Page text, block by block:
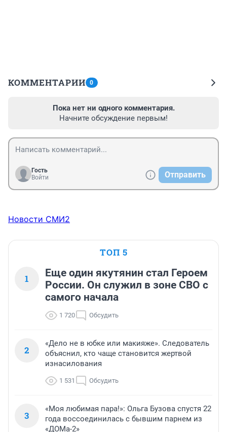
КОММЕНТАРИИ 0
Пока нет ни одного комментария.
Начните обсуждение первым!
Гость
Войти
Отправить
Новости СМИ2
ТОП 5
1
Еще один якутянин стал Героем
России. Он служил в зоне СВО с
самого начала
1 720 Обсудить
2
«Дело не в юбке или макияже». Следователь
объяснил, кто чаще становится жертвой
изнасилования
1 531 Обсудить
3
«Моя любимая пара!»: Ольга Бузова спустя 22
года воссоединилась с бывшим парнем из
«ДОМа-2»